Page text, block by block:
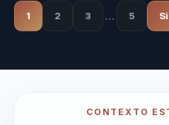
1 2 3 … 5
CONTEXTO